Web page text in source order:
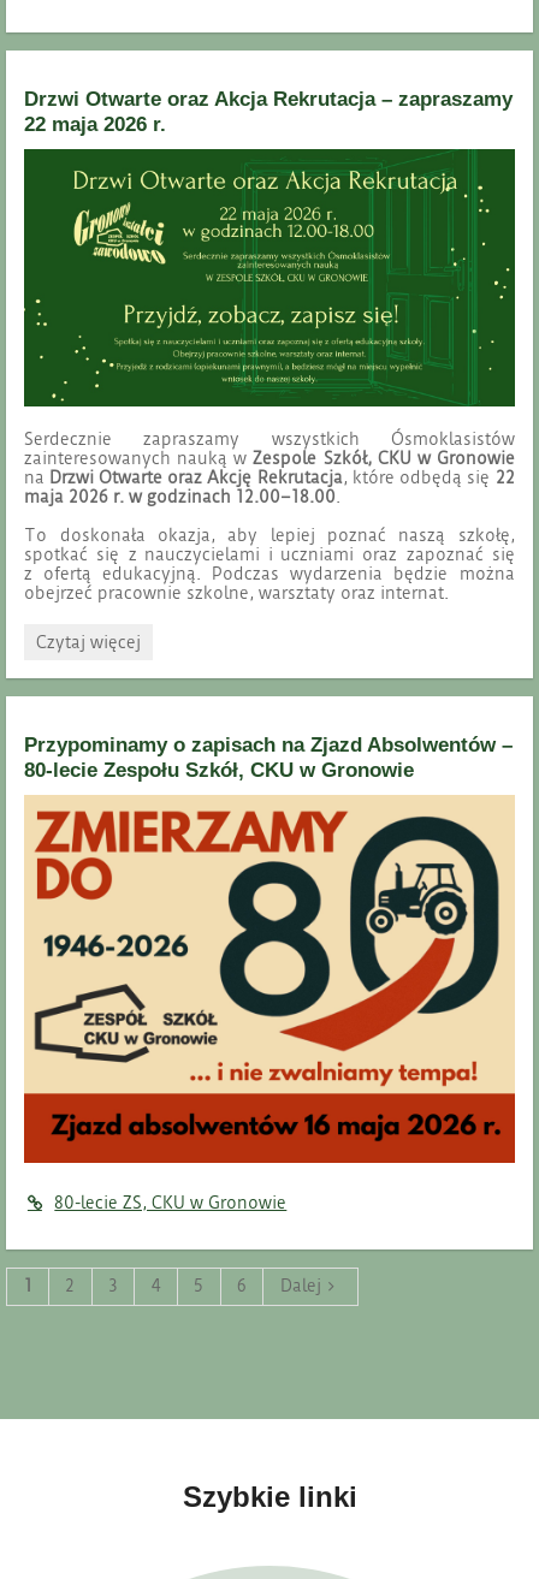
Drzwi Otwarte oraz Akcja Rekrutacja – zapraszamy
22 maja 2026 r.
Serdecznie zapraszamy wszystkich Ósmoklasistów
zainteresowanych nauką wZespole Szkół, CKU w Gronowie
na Drzwi Otwarte oraz Akcję Rekrutacja, które odbędą się 22
maja 2026 r. w godzinach 12.00–18.00.
To doskonała okazja, aby lepiej poznać naszą szkołę,
spotkać się z nauczycielami i uczniami oraz zapoznać się
z ofertą edukacyjną. Podczas wydarzenia będzie można
obejrzeć pracownie szkolne, warsztaty oraz internat.
Drzwi
oraz
Akcja
–
zapraszamy
2026
r.:
Czytaj więcej
Przypominamy o zapisach na Zjazd Absolwentów –
80-lecie Zespołu Szkół, CKU w Gronowie
80-lecie ZS, CKU w Gronowie
1 2 3 4 5 6 Dalej
Szybkie linki